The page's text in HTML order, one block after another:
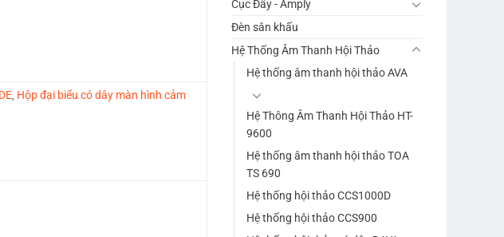
Cục Đẩy - Amply
Đèn sân khấu
Hệ Thống Âm Thanh Hội Thảo
Hệ thống âm thanh hội thảo AVA
Hệ Thông Âm Thanh Hội Thảo HT-
9600
Hệ thống âm thanh hội thảo TOA
TS 690
Hệ thống hội thảo CCS1000D
Hệ thống hội thảo CCS900
, Hộp đại biểu có dây màn hình cảm